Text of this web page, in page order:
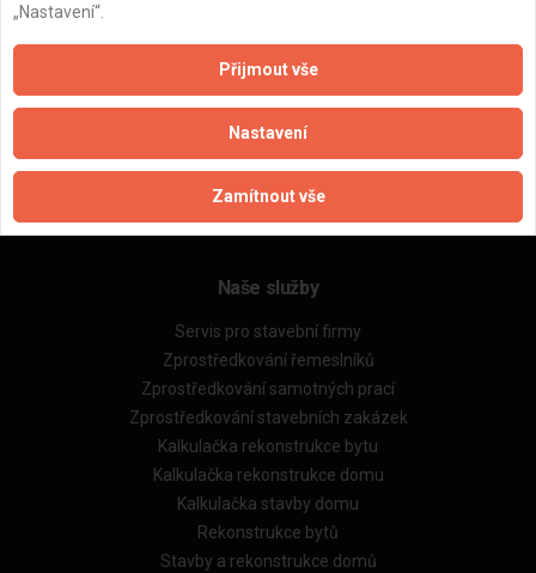
Zpracování a ochrana osobních údajů
Zásady pro používání souborů cookie
Obchodní podmínky (zprostředkování)
Obchodní podmínky (rozpočtování)
Reference
Naše excelové tabulky online
Naše služby
Servis pro stavební firmy
Zprostředkování řemeslníků
Zprostředkování samotných prací
Zprostředkování stavebních zakázek
Kalkulačka rekonstrukce bytu
Kalkulačka rekonstrukce domu
Kalkulačka stavby domu
Rekonstrukce bytů
Stavby a rekonstrukce domů
„Nastavení“.
Přijmout vše
Nastavení
Zamítnout vše